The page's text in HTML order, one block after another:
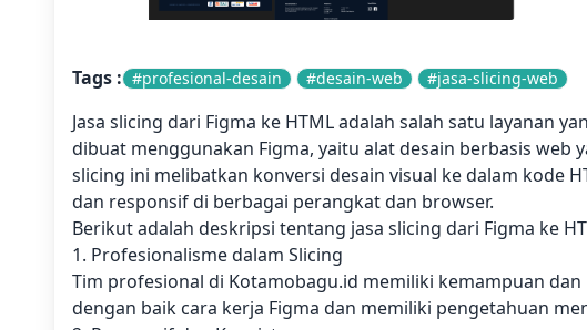
Tags : #profesional-desain #desain-web #jasa-slicing-web
Jasa slicing dari Figma ke HTML adalah salah satu layanan
dibuat menggunakan Figma, yaitu alat desain berbasis web
slicing ini melibatkan konversi desain visual ke dalam kode
dan responsif di berbagai perangkat dan browser.
Berikut adalah deskripsi tentang jasa slicing dari Figma ke
1. Profesionalisme dalam Slicing
Tim profesional di Kotamobagu.id memiliki kemampuan
dengan baik cara kerja Figma dan memiliki pengetahuan